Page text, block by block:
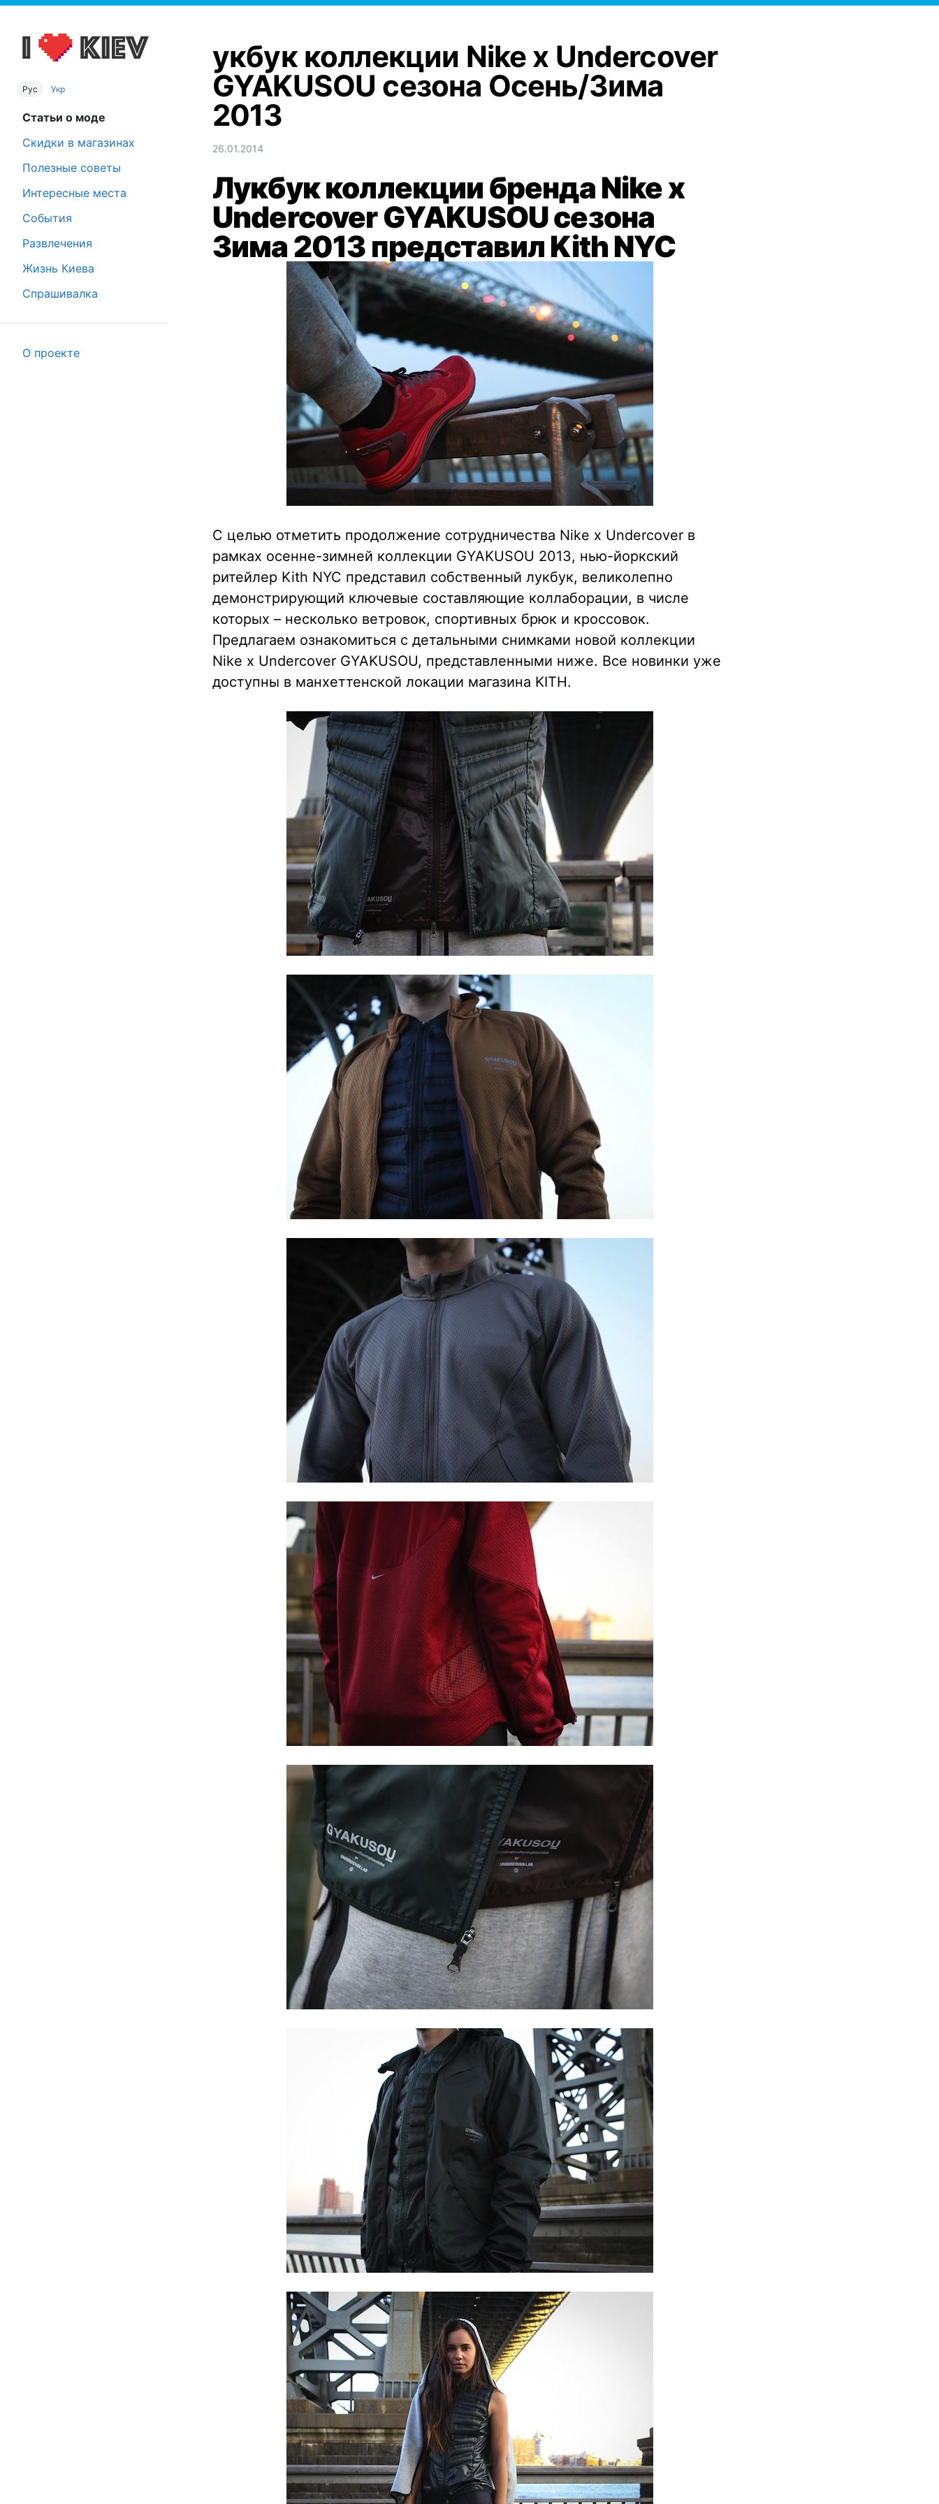
Рус Укр
Статьи о моде
Скидки в магазинах
Полезные советы
Интересные места
События
Развлечения
Жизнь Киева
Спрашивалка
О проекте
укбук коллекции Nike x Undercover
GYAKUSOU сезона Осень/Зима
2013
26.01.2014
Лукбук коллекции бренда Nike x
Undercover GYAKUSOU сезона
Зима 2013 представил Kith NYC
С целью отметить продолжение сотрудничества Nike x Undercover в
рамках осенне-зимней коллекции GYAKUSOU 2013, нью-йоркский
ритейлер Kith NYC представил собственный лукбук, великолепно
демонстрирующий ключевые составляющие коллаборации, в числе
которых – несколько ветровок, спортивных брюк и кроссовок.
Предлагаем ознакомиться с детальными снимками новой коллекции
Nike x Undercover GYAKUSOU, представленными ниже. Все новинки уже
доступны в манхеттенской локации магазина KITH.